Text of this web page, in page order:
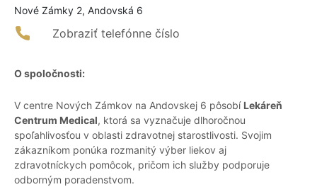
Nové Zámky 2, Andovská 6
Zobraziť telefónne číslo
O spoločnosti:
V centre Nových Zámkov na Andovskej 6 pôsobí Lekáreň
Centrum Medical, ktorá sa vyznačuje dlhoročnou
spoľahlivosťou v oblasti zdravotnej starostlivosti. Svojim
zákazníkom ponúka rozmanitý výber liekov aj
zdravotníckych pomôcok, pričom ich služby podporuje
odborným poradenstvom.